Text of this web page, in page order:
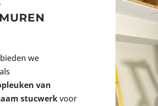
bieden we
van
stucwerkvoor